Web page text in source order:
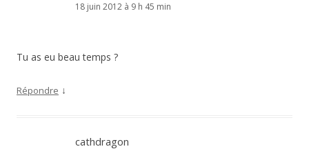
18 juin 2012 à 9 h 45 min
Tu as eu beau temps ?
Répondre ↓
cathdragon